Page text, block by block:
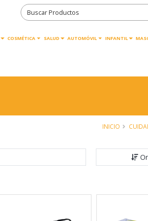
COSMÉTICA SALUD AUTOMÓVIL INFANTIL
INICIO